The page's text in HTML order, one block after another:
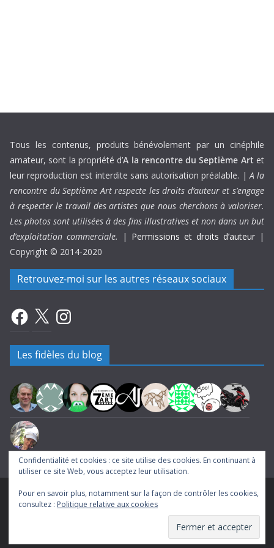
Tous les contenus, produits bénévolement par un cinéphile
amateur, sont la propriété d’A la rencontre du Septième Art et
leur reproduction est interdite sans autorisation préalable. |A la
rencontre du Septième Art respecte les droits d’auteur et s’engage
à respecter le travail des artistes que nous cherchons à valoriser.
Les photos sont utilisées à des fins illustratives et non dans un but
d’exploitation commerciale.
| Permissions et droits d’auteur |
Copyright © 2014-2020
Retrouvez-moi sur les autres réseaux sociaux
Facebook
X Instagram
Confidentialité et cookies : ce site utilise des cookies. En continuant à
utiliser ce site Web, vous acceptez leur utilisation.
Pour en savoir plus, notamment sur la façon de contrôler les cookies,
consultez : Politique relative aux cookies
Les fidèles du blog
Copyright © 2026 A la rencontre du Septième Art. Tous droits
par ThemeGrill. Propulsé parWordPress